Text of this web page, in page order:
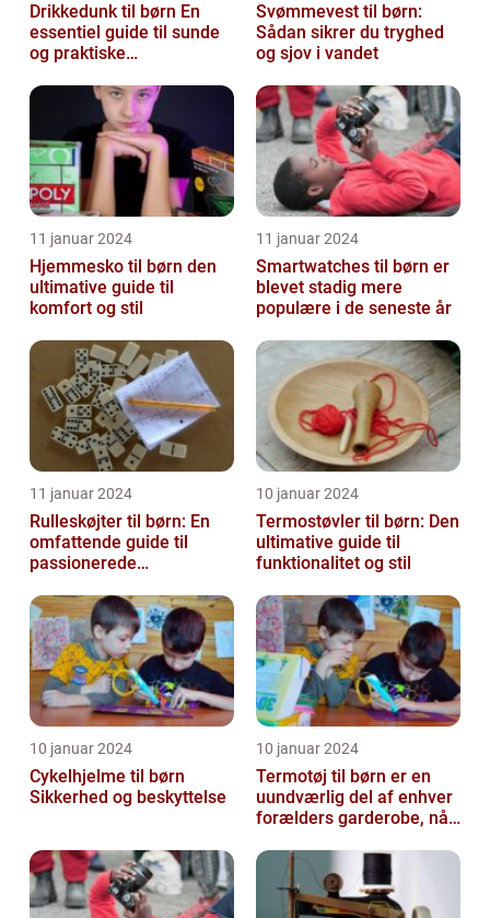
Drikkedunk til børn En
essentiel guide til sunde
og praktiske
Svømmevest til børn:
Sådan sikrer du tryghed
og sjov i vandet
11 januar 2024
Hjemmesko til børn den
ultimative guide til
komfort og stil
11 januar 2024
Smartwatches til børn er
blevet stadig mere
populære i de seneste år
11 januar 2024
Rulleskøjter til børn: En
omfattende guide til
passionerede
10 januar 2024
Termostøvler til børn: Den
ultimative guide til
funktionalitet og stil
10 januar 2024
Cykelhjelme til børn
Sikkerhed og beskyttelse
10 januar 2024
Termotøj til børn er en
uundværlig del af enhver
forælders garderobe, når
de...